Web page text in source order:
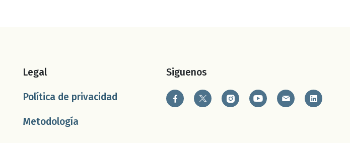
Legal
Política de privacidad
Metodología
Siguenos